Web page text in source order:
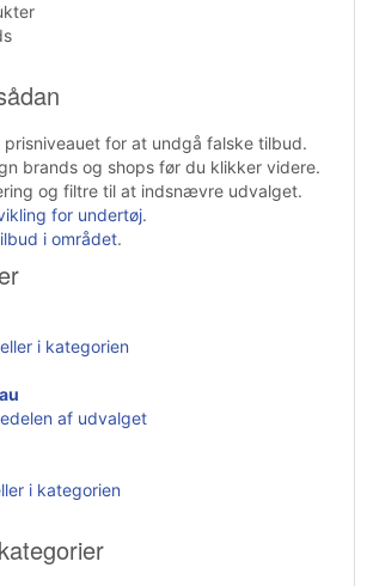
prisniveauet for at undgå falske tilbud.
brands og shops før du klikker videre.
og filtre til at indsnævre udvalget.
for undertøj.
i området.
i kategorien
af udvalget
i kategorien